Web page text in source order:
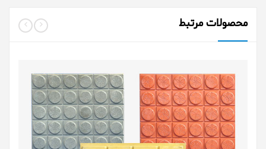
محصولات مرتبط